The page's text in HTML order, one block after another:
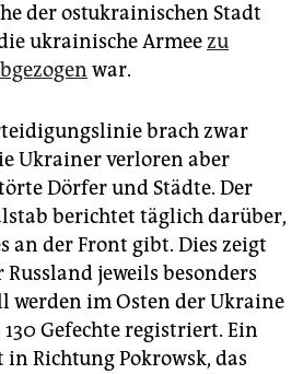
der ostukrainischen Stadt
ukrainische Armeezu
war.
brach zwar
Ukrainer verloren aber
Dörfer und Städte. Der
berichtet täglich darüber,
an der Front gibt. Dies zeigt
jeweils besonders
werden im Osten der Ukraine
Gefechte registriert. Ein
Richtung Pokrowsk, das